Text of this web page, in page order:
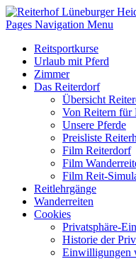
Pages Navigation Menu
Reitsportkurse
Urlaub mit Pferd
Zimmer
Das Reiterdorf
Übersicht
Von Reitern für
Unsere Pferde
Preisliste
Film Reiterdorf
Film
Film Reit-
Reitlehrgänge
Wanderreiten
Cookies
Privatsphäre-
Historie der
Einwilligungen